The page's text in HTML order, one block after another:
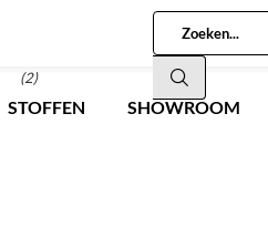
(2)
STOFFEN SHOWROOM